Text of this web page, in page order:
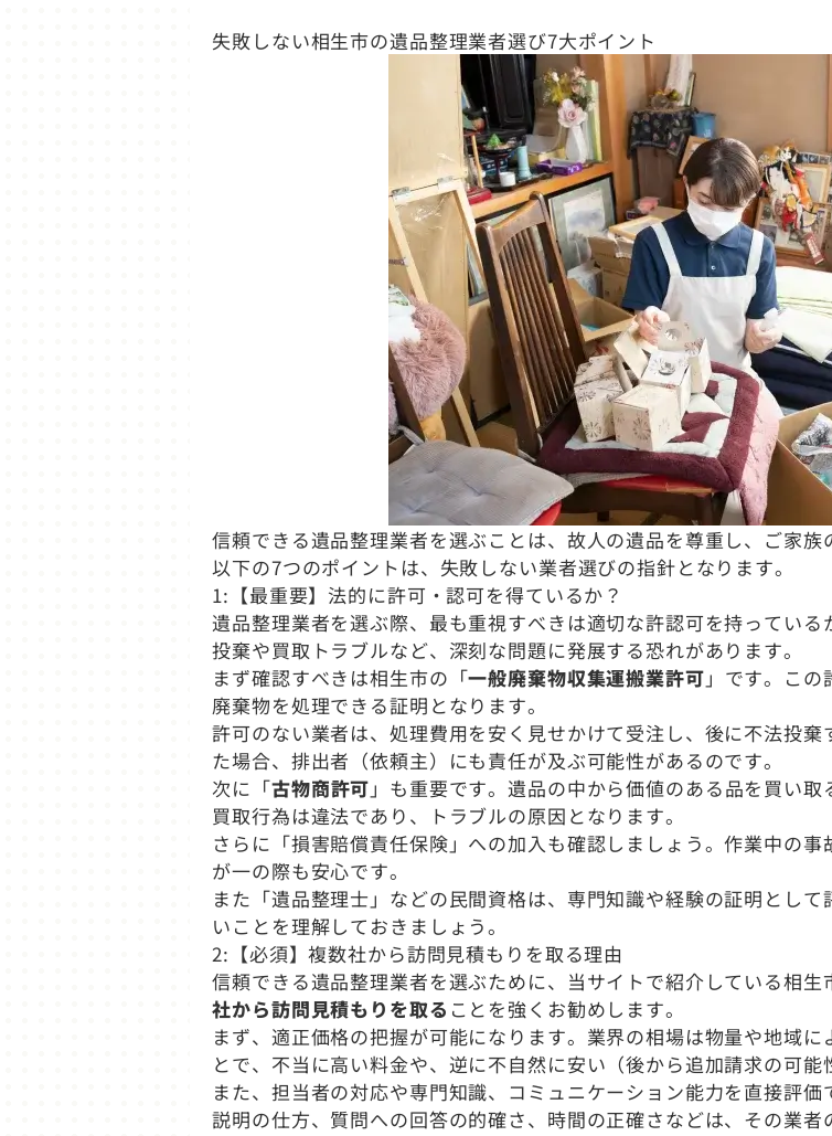
失敗しない相生市の遺品整理業者選び7大ポイント
信頼できる遺品整理業者を選ぶことは、故人の遺品を尊重し、ご家族
以下の7つのポイントは、失敗しない業者選びの指針となります。
1:【最重要】法的に許可・認可を得ているか？
遺品整理業者を選ぶ際、最も重視すべきは適切な許認可を持ってい
投棄や買取トラブルなど、深刻な問題に発展する恐れがあります。
まず確認すべきは相生市の「一般廃棄物収集運搬業許可 」です。こ
廃棄物を処理できる証明となります。
許可のない業者は、処理費用を安く見せかけて受注し、後に不法投
た場合、排出者（依頼主）にも責任が及ぶ可能性があるのです。
次に「古物商許可 」も重要です。遺品の中から価値のある品を買い
買取行為は違法であり、トラブルの原因となります。
さらに「損害賠償責任保険」への加入も確認しましょう。作業中の
が一の際も安心です。
また「遺品整理士」などの民間資格は、専門知識や経験の証明とし
いことを理解しておきましょう。
2:【必須】複数社から訪問見積もりを取る理由
信頼できる遺品整理業者を選ぶために、当サイトで紹介している相
社から訪問見積もりを取る ことを強くお勧めします。
まず、適正価格の把握が可能になります。業界の相場は物量や地域
とで、不当に高い料金や、逆に不自然に安い（後から追加請求の可能
また、担当者の対応や専門知識、コミュニケーション能力を直接評
説明の仕方、質問への回答の的確さ、時間の正確さなどは、その業者